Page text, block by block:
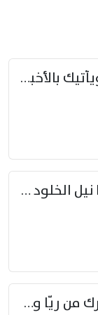
ستبدي لك الأيام ما كنت جاهلا … ويأتيك بالأخبار من لم تزوّد
فصبرا في مجال الموت صبرا … فما نيل الخلود بمستطاع
حننت إلى ريّا ونفسك باعدت … مزارك من ريّا وشعباكما معا